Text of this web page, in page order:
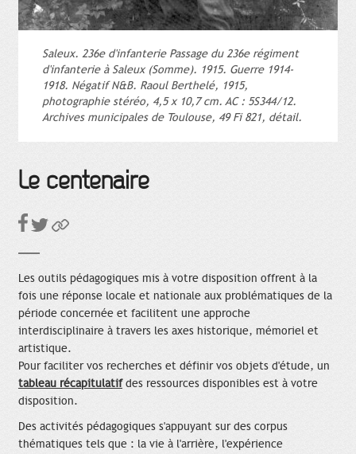
Saleux. 236e d'infanterie Passage du 236e régiment
d'infanterie à Saleux (Somme). 1915. Guerre 1914-
1918. Négatif N&B. Raoul Berthelé, 1915,
photographie stéréo, 4,5 x 10,7 cm. AC : 5S344/12.
Archives municipales de Toulouse, 49 Fi 821, détail.
Le centenaire
Les outils pédagogiques mis à votre disposition offrent à la
fois une réponse locale et nationale aux problématiques de la
période concernée et facilitent une approche
interdisciplinaire à travers les axes historique, mémoriel et
artistique.
Pour faciliter vos recherches et définir vos objets d'étude, un
tableau récapitulatifdes ressources disponibles est à votre
disposition.
Des activités pédagogiques s'appuyant sur des corpus
thématiques tels que : la vie à l'arrière, l'expérience